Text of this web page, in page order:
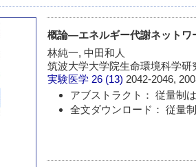
概論―エネルギー代謝ネットワ
林純一, 中田和人
筑波大学大学院生命環境科学研
実験医学 26 (13) 2042-2046,
アブストラクト： 従量制
全文ダウンロード： 従量